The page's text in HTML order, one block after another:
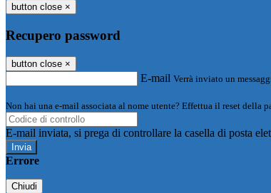
button close ×
Recupero password
button close ×
E-mail Verrà inviato un
Non hai una e-mail associata al nome utente? Effettua il reset della
E-mail inviata, si prega di controllare la casella di posta
Errore
Chiudi